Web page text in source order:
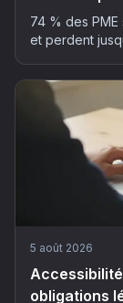
74 % des
et perdent
son suivi client
5 août 2026
obligations